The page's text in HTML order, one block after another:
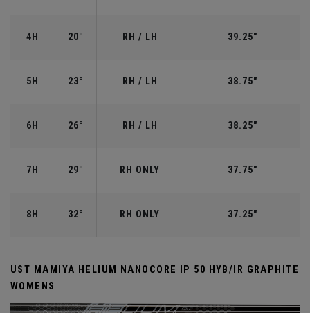
4H 20° RH / LH 39.25"
5H 23° RH / LH 38.75"
6H 26° RH / LH 38.25"
7H 29° RH ONLY 37.75"
8H 32° RH ONLY 37.25"
UST MAMIYA HELIUM NANOCORE IP 50 HYB/IR GRAPHITE
WOMENS